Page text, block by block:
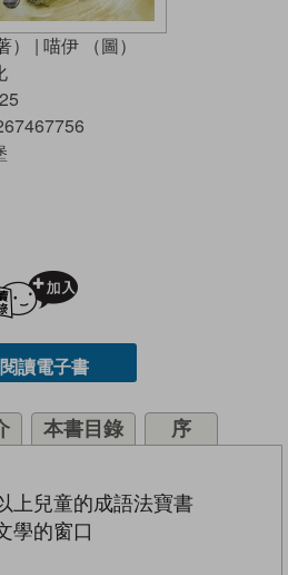
| 喵伊 （圖）
讀電子書
本書目錄 序
上兒童的成語法寶書
學的窗口